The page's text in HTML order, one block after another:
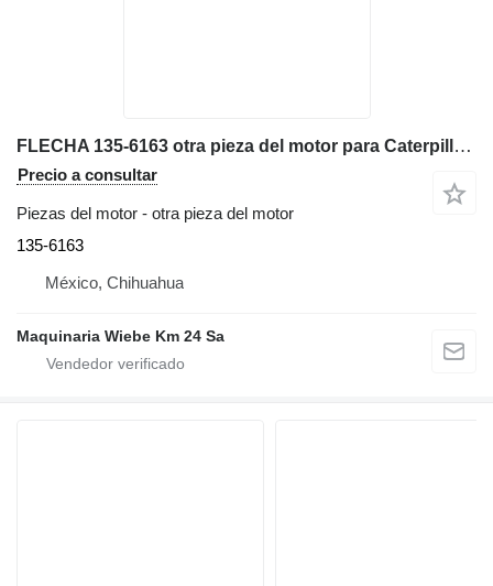
FLECHA 135-6163 otra pieza del motor para Caterpillar D5M, D5N, D6M, D6N, 561N, 561M cargadora de ruedas
Precio a consultar
Piezas del motor - otra pieza del motor
135-6163
México, Chihuahua
Maquinaria Wiebe Km 24 Sa